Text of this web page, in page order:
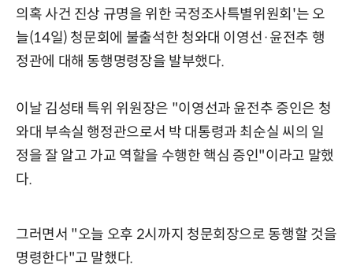
의혹 사건 진상 규명을 위한 국정조사특별위원회'는 오
늘(14일) 청문회에 불출석한 청와대 이영선·윤전추 행
정관에 대해 동행명령장을 발부했다.
이날 김성태 특위 위원장은 "이영선과 윤전추 증인은 청
와대 부속실 행정관으로서 박 대통령과 최순실 씨의 일
정을 잘 알고 가교 역할을 수행한 핵심 증인"이라고 말했
다.
그러면서 "오늘 오후 2시까지 청문회장으로 동행할 것을
명령한다"고 말했다.